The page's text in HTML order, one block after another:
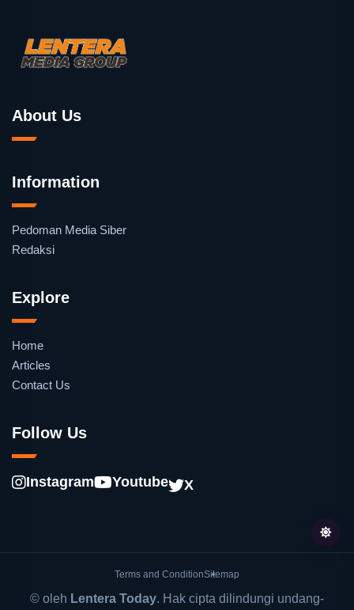
About Us
Information
Pedoman Media Siber
Redaksi
Explore
Home
Articles
Contact Us
Follow Us
Instagram Youtube X
Terms and ConditionSitemap
© oleh Lentera Today. Hak cipta dilindungi undang-